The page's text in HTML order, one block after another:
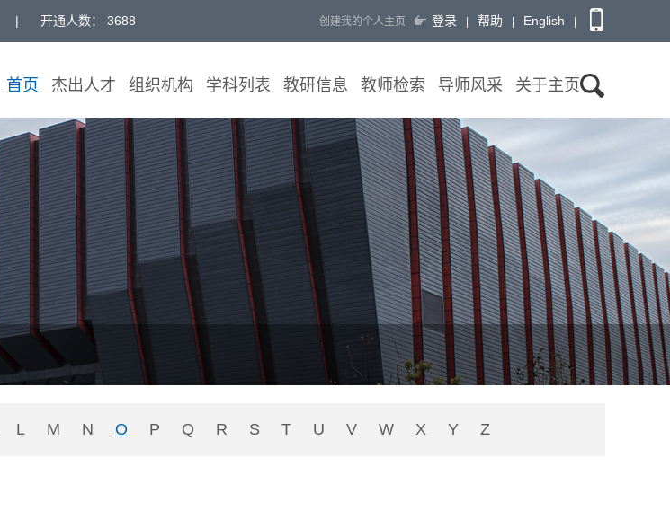
| 开通人数： 3688 创建我的个人主页 登录 帮助 English
首页 杰出人才 组织机构 学科列表 教研信息 教师检索 导师风采 关于主页
L M N O P Q R S T U V W X Y Z